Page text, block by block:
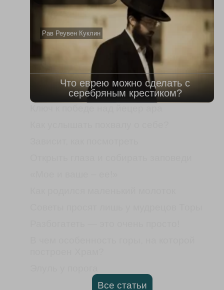
Рав Реувен Куклин
Что еврею можно сделать с
серебряным крестиком?
Все статьи